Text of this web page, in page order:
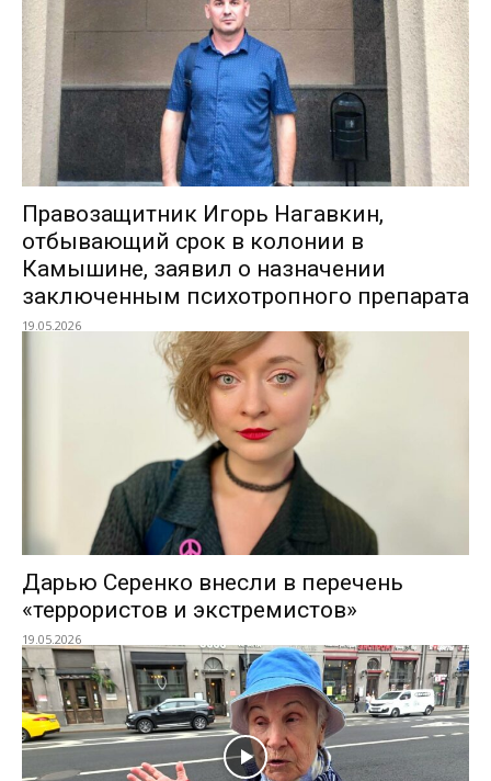
Правозащитник Игорь Нагавкин,
отбывающий срок в колонии в
Камышине, заявил о назначении
заключенным психотропного препарата
19.05.2026
Дарью Серенко внесли в перечень
«террористов и экстремистов»
19.05.2026